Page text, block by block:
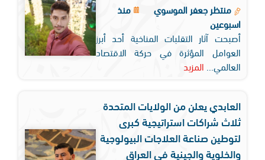
منتظر جعفر الموسوي
منذ
اسبوعين
أصبحت آثار التقلبات المناخية أحد أبرز
العوامل المؤثرة في حركة الاقتصاد
العالمي...
المزيد
العابدي يعلن من الولايات المتحدة
ثلاث شراكات استراتيجية كبرى
لتوطين صناعة العلاجات البيولوجية
والخلوية والجينية في العراق